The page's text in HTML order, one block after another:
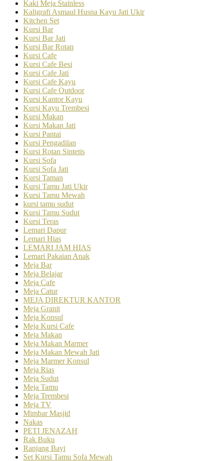
Kaki Meja Stainless
Kaligrafi Asmaul Husna Kayu Jati Ukir
Kitchen Set
Kursi Bar
Kursi Bar Jati
Kursi Bar Rotan
Kursi Cafe
Kursi Cafe Besi
Kursi Cafe Jati
Kursi Cafe Kayu
Kursi Cafe Outdoor
Kursi Kantor Kayu
Kursi Kayu Trembesi
Kursi Makan
Kursi Makan Jati
Kursi Pantai
Kursi Pengadilan
Kursi Rotan Sintetis
Kursi Sofa
Kursi Sofa Jati
Kursi Taman
Kursi Tamu Jati Ukir
Kursi Tamu Mewah
kursi tamu sudut
Kursi Tamu Sudut
Kursi Teras
Lemari Dapur
Lemari Hias
LEMARI JAM HIAS
Lemari Pakaian Anak
Meja Bar
Meja Belajar
Meja Cafe
Meja Catur
MEJA DIREKTUR KANTOR
Meja Granit
Meja Konsul
Meja Kursi Cafe
Meja Makan
Meja Makan Marmer
Meja Makan Mewah Jati
Meja Marmer Konsul
Meja Rias
Meja Sudut
Meja Tamu
Meja Trembesi
Meja TV
Mimbar Masjid
Nakas
PETI JENAZAH
Rak Buku
Ranjang Bayi
Set Kursi Tamu Sofa Mewah